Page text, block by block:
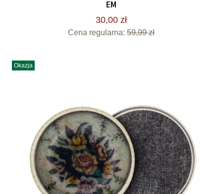
EM
30,00 zł
Cena regularna: 59,99 zł
Okazja